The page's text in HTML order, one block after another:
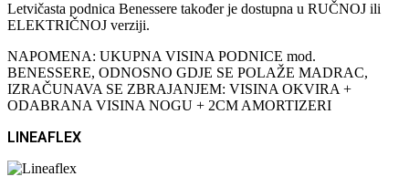
Letvičasta podnica Benessere također je dostupna u RUČNOJ ili
ELEKTRIČNOJ verziji.
NAPOMENA: UKUPNA VISINA PODNICE mod.
BENESSERE, ODNOSNO GDJE SE POLAŽE MADRAC,
IZRAČUNAVA SE ZBRAJANJEM: VISINA OKVIRA +
ODABRANA VISINA NOGU + 2CM AMORTIZERI
LINEAFLEX